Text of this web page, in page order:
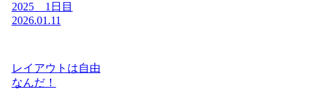
2025 1日目
2026.01.11
レイアウトは自由
なんだ！